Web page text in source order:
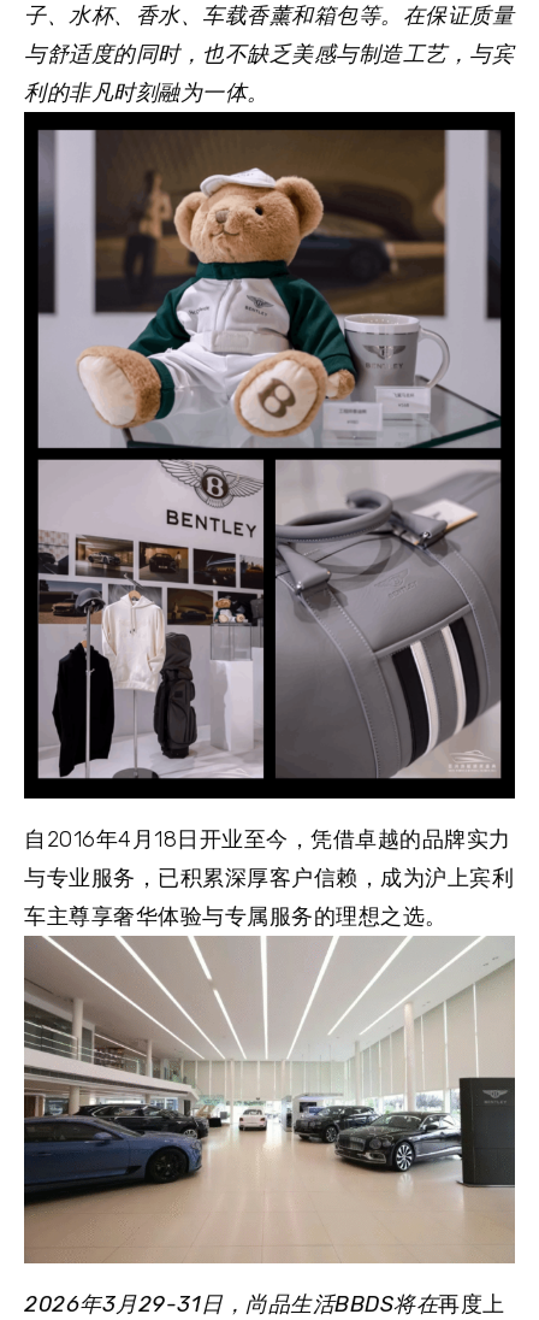
子、水杯、香水、车载香薰和箱包等。在保证质量
与舒适度的同时，也不缺乏美感与制造工艺，与宾
利的非凡时刻融为一体。
自2016年4月18日开业至今，凭借卓越的品牌实力
与专业服务，已积累深厚客户信赖，成为沪上宾利
车主尊享奢华体验与专属服务的理想之选。
2026年3月29-31日， 尚品生活BBDS将在再度上